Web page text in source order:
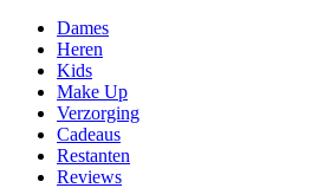
Dames
Heren
Kids
Make Up
Verzorging
Cadeaus
Restanten
Reviews